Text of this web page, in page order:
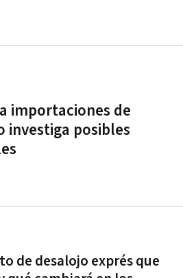
importaciones de
investiga posibles
de desalojo exprés que